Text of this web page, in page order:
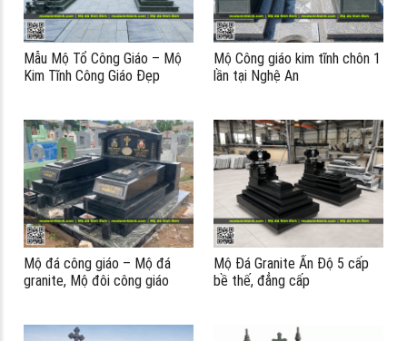
Mẫu Mộ Tổ Công Giáo – Mộ
Kim Tĩnh Công Giáo Đẹp
Mộ Công giáo kim tĩnh chôn 1
lần tại Nghệ An
Mộ đá công giáo – Mộ đá
granite, Mộ đôi công giáo
Mộ Đá Granite Ấn Độ 5 cấp
bề thế, đẳng cấp